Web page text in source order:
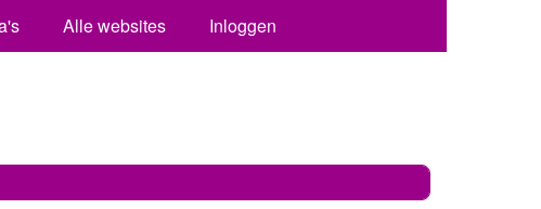
Alle websites Inloggen